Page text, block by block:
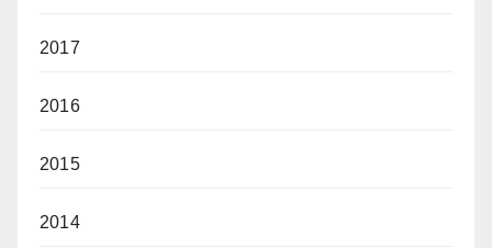
2017
2016
2015
2014